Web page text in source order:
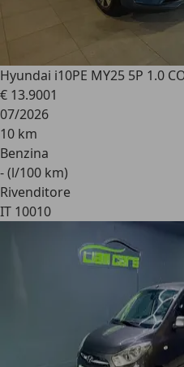
Hyundai i10PE MY25 5P 1.0
€ 13.9001
07/2026
10 km
Benzina
- (l/100 km)
Rivenditore
IT 10010